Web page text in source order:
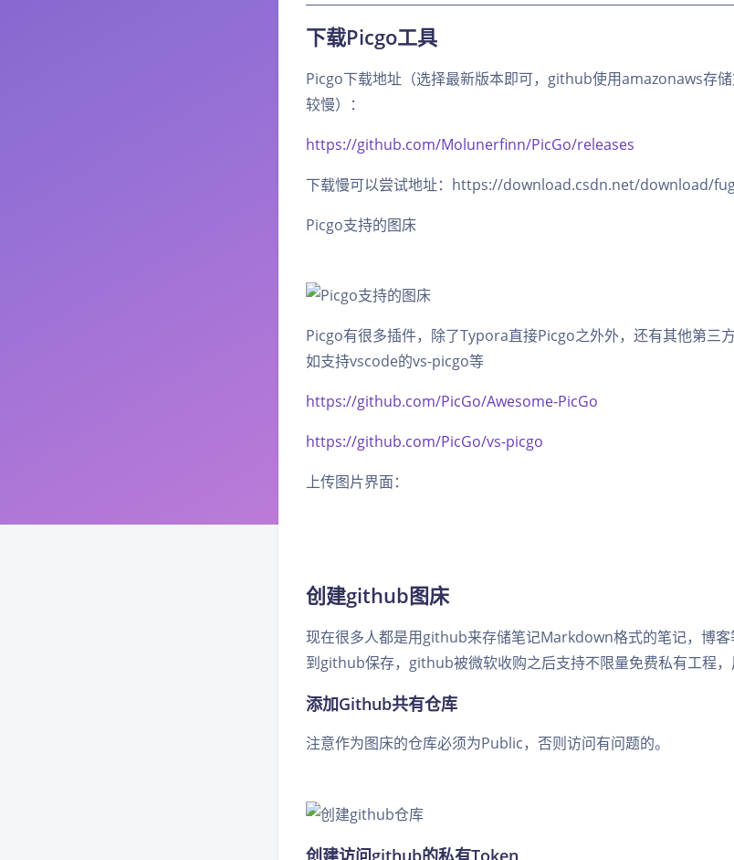
下载Picgo工具
Picgo下载地址（选择最新版本即可，github使用amazonaws存
较慢）：
https://github.com/Molunerfinn/PicGo/releases
下载慢可以尝试地址：https://download.csdn.net/download/
Picgo支持的图床
Picgo有很多插件，除了Typora直接Picgo之外外，还有其他第三
如支持vscode的vs-picgo等
https://github.com/PicGo/Awesome-PicGo
https://github.com/PicGo/vs-picgo
上传图片界面：
创建github图床
现在很多人都是用github来存储笔记Markdown格式的笔记，博
到github保存，github被微软收购之后支持不限量免费私有工程，
添加Github共有仓库
注意作为图床的仓库必须为Public，否则访问有问题的。
创建访问github的私有Token